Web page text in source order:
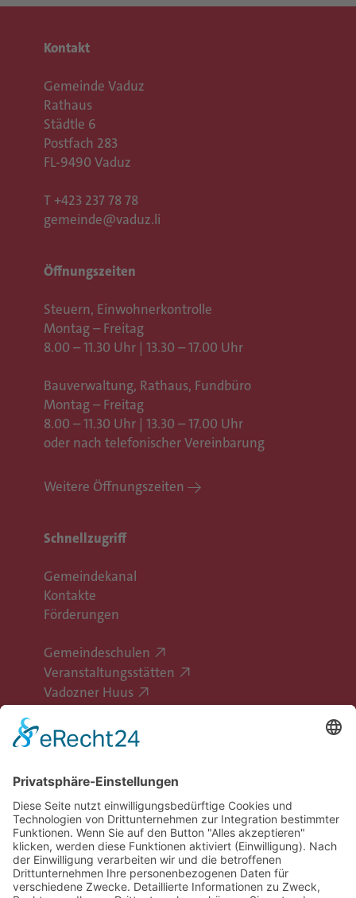
Kontakt
Gemeinde Vaduz
Rathaus
Städtle 6
Postfach 283
FL-9490 Vaduz
T +423 237 78 78
gemeinde@vaduz.li
Öffnungszeiten
Steuern, Einwohnerkontrolle
Montag – Freitag
8.00 – 11.30 Uhr | 13.30 – 17.00 Uhr
Bauverwaltung, Rathaus, Fundbüro
Montag – Freitag
8.00 – 11.30 Uhr | 13.30 – 17.00 Uhr
oder nach telefonischer Vereinbarung
Weitere Öffnungszeiten
Schnellzugriff
Gemeindekanal
Kontakte
Förderungen
Gemeindeschulen
Veranstaltungsstätten
Vadozner Huus